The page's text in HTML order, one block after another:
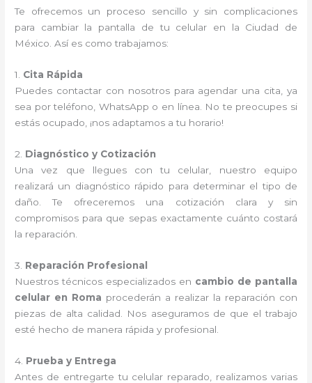
Te ofrecemos un proceso sencillo y sin complicaciones
para cambiar la pantalla de tu celular en la Ciudad de
México. Así es como trabajamos:
1. Cita Rápida
Puedes contactar con nosotros para agendar una cita, ya
sea por teléfono, WhatsApp o en línea. No te preocupes si
estás ocupado, ¡nos adaptamos a tu horario!
2. Diagnóstico y Cotización
Una vez que llegues con tu celular, nuestro equipo
realizará un diagnóstico rápido para determinar el tipo de
daño. Te ofreceremos una cotización clara y sin
compromisos para que sepas exactamente cuánto costará
la reparación.
3. Reparación Profesional
Nuestros técnicos especializados en cambio de pantalla
celular en Roma procederán a realizar la reparación con
piezas de alta calidad. Nos aseguramos de que el trabajo
esté hecho de manera rápida y profesional.
4. Prueba y Entrega
Antes de entregarte tu celular reparado, realizamos varias